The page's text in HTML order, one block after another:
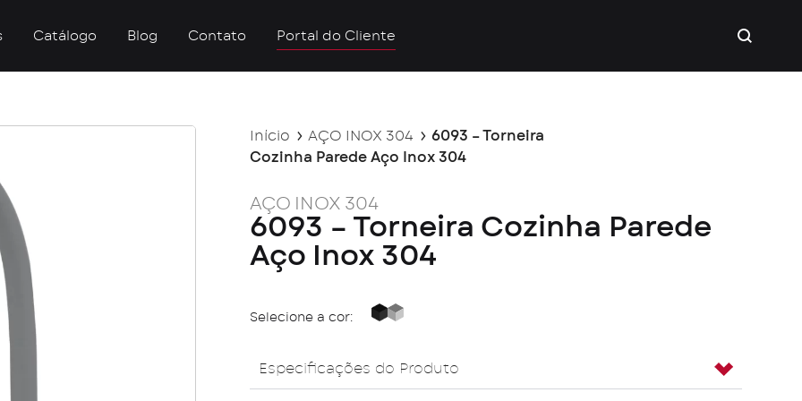
Catálogo Blog Contato Portal do Cliente
Início AÇO INOX 304
6093 – Torneira
Cozinha Parede Aço Inox 304
AÇO INOX 304
6093 – Torneira Cozinha Parede
Aço Inox 304
Selecione a cor: Black
Especificações do Produto